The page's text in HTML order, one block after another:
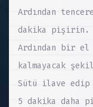
Ardından
dakika pişirin.
Ardından bir el
kalmayacak
Sütü ilave edip
5 dakika daha